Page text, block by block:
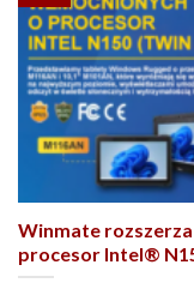
Winmate
procesor Intel®